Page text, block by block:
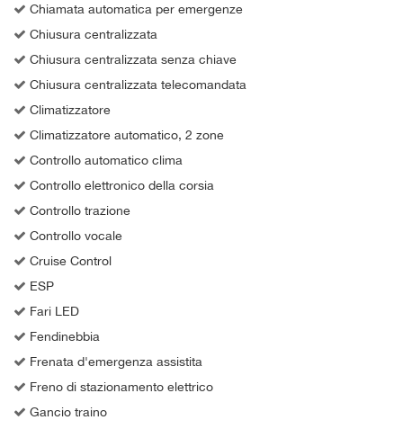
Chiamata automatica per emergenze
Chiusura centralizzata
Chiusura centralizzata senza chiave
Chiusura centralizzata telecomandata
Climatizzatore
Climatizzatore automatico, 2 zone
Controllo automatico clima
Controllo elettronico della corsia
Controllo trazione
Controllo vocale
Cruise Control
ESP
Fari LED
Fendinebbia
Frenata d'emergenza assistita
Freno di stazionamento elettrico
Gancio traino